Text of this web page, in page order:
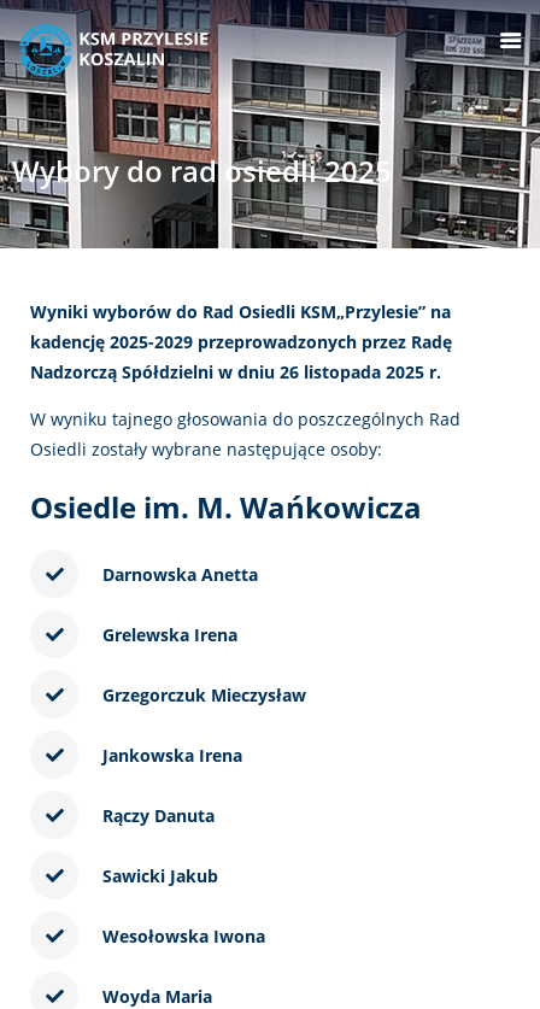
Wybory do rad osiedli 2025
Wyniki wyborów do Rad Osiedli KSM„Przylesie” na
kadencję 2025-2029 przeprowadzonych przez Radę
Nadzorczą Spółdzielni w dniu 26 listopada 2025 r.
W wyniku tajnego głosowania do poszczególnych Rad
Osiedli zostały wybrane następujące osoby:
Osiedle im. M. Wańkowicza
Darnowska Anetta
Grelewska Irena
Grzegorczuk Mieczysław
Jankowska Irena
Rączy Danuta
Sawicki Jakub
Wesołowska Iwona
Woyda Maria